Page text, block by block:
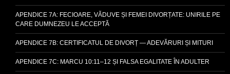
APENDICE 7A: FECIOARE, VĂDUVE ȘI FEMEI DIVORȚATE: UNIRILE PE
CARE DUMNEZEU LE ACCEPTĂ
APENDICE 7B: CERTIFICATUL DE DIVORȚ — ADEVĂRURI ȘI MITURI
APENDICE 7C: MARCU 10:11–12 ȘI FALSA EGALITATE ÎN ADULTER